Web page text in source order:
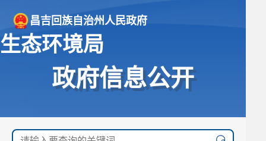
昌吉回族自治州人民政府
生态环境局
政府信息公开